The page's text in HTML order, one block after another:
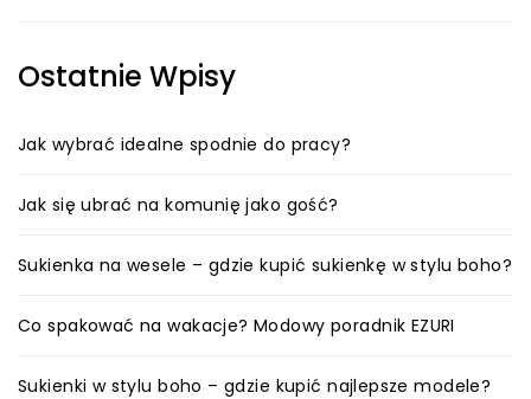
Ostatnie Wpisy
Jak wybrać idealne spodnie do pracy?
Jak się ubrać na komunię jako gość?
Sukienka na wesele – gdzie kupić sukienkę w stylu boho?
Co spakować na wakacje? Modowy poradnik EZURI
Sukienki w stylu boho – gdzie kupić najlepsze modele?